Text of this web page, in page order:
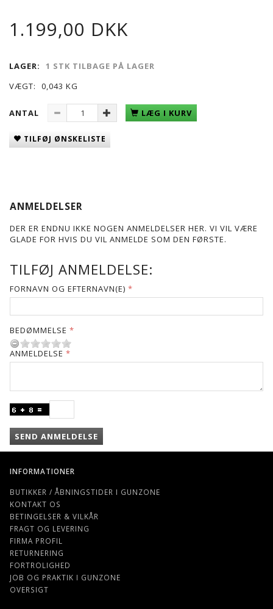
1.199,00 DKK
LAGER:
1 STK TILBAGE PÅ LAGER
VÆGT:
0,043 KG
ANTAL LÆG I KURV
TILFØJ ØNSKELISTE
ANMELDELSER
DER ER ENDNU IKKE NOGEN ANMELDELSER HER. VI VIL VÆRE
GLADE FOR HVIS DU VIL ANMELDE SOM DEN FØRSTE.
TILFØJ ANMELDELSE:
FORNAVN OG EFTERNAVN(E)
BEDØMMELSE
ANMELDELSE
SEND ANMELDELSE
INFORMATIONER
BUTIKKER / ÅBNINGSTIDER I GUNZONE
KONTAKT OS
BETINGELSER & VILKÅR
FRAGT OG LEVERING
FIRMA PROFIL
RETURNERING
FORTROLIGHED
JOB OG PRAKTIK I GUNZONE
OVERSIGT